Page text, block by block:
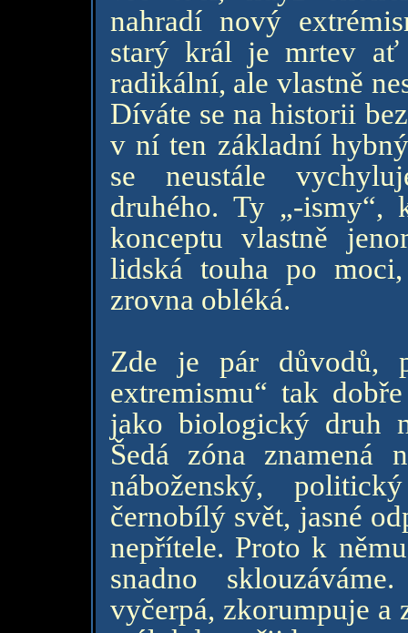
nahradí nový
starý král je mrtev
radikální, ale vlastně
Díváte se na historii
v ní ten základní
se neustále
druhého. Ty „-ismy“,
konceptu vlastně
lidská touha po
zrovna obléká.
Zde je pár důvodů,
extremismu“ tak
jako biologický druh
Šedá zóna znamená
náboženský,
černobílý svět, jasné
nepřítele. Proto k
snadno
vyčerpá, zkorumpuje a